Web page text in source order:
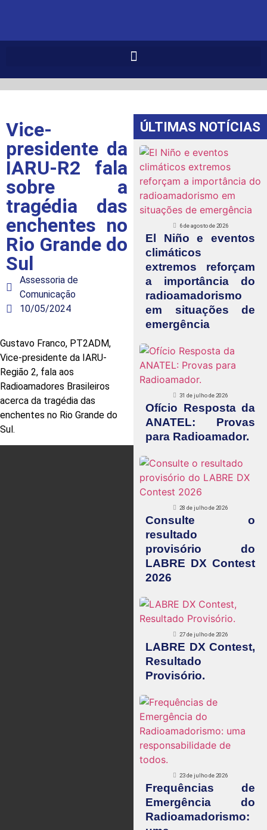
Vice-
presidente da
IARU-R2 fala
sobre a
tragédia das
enchentes no
Rio Grande do
Sul
Assessoria de
Comunicação
10/05/2024
Gustavo Franco, PT2ADM,
Vice-presidente da IARU-
Região 2, fala aos
Radioamadores Brasileiros
acerca da tragédia das
enchentes no Rio Grande do
Sul.
ÚLTIMAS NOTÍCIAS
6 de agosto de 2026
El Niño e eventos
climáticos
extremos reforçam
a importância do
radioamadorismo
em situações de
emergência
31 de julho de 2026
Ofício Resposta da
ANATEL: Provas
para Radioamador.
28 de julho de 2026
Consulte o
resultado
provisório do
LABRE DX Contest
2026
27 de julho de 2026
LABRE DX Contest,
Resultado
Provisório.
23 de julho de 2026
Frequências de
Emergência do
Radioamadorismo: